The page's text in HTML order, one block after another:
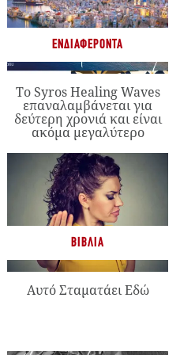
ΕΝΔΙΑΦΈΡΟΝΤΑ
Το Syros Healing Waves
επαναλαμβάνεται για
δεύτερη χρονιά και είναι
ακόμα μεγαλύτερο
ΒΙΒΛΊΑ
Αυτό Σταματάει Εδώ